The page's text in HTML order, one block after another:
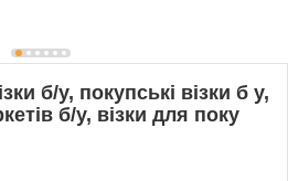
б/у, покупські візки б у,
б/у, візки для поку